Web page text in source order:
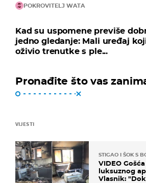
POKROVITELJ WATA
Kad su uspomene previše
jedno gledanje: Mali uređaj
oživio trenutke s ple...
Pronađite što vas
VIJESTI
STIGAO I ŠOK S
VIDEO
luksuznog
Vlasnik: